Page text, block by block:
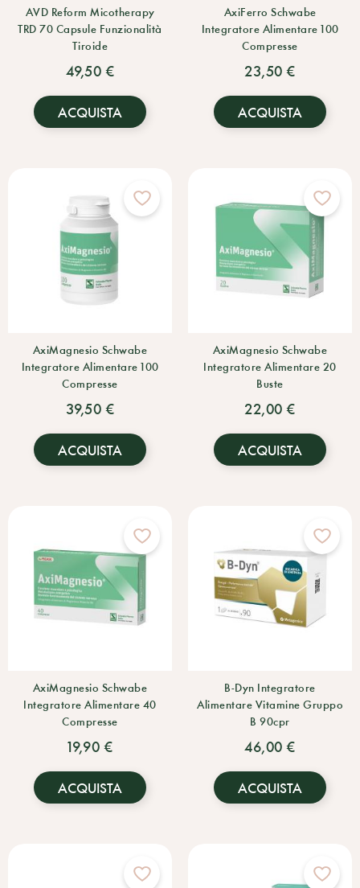
AVD Reform Micotherapy
TRD 70 Capsule Funzionalità
Tiroide
49,50 €
ACQUISTA
AxiFerro Schwabe
Integratore Alimentare 100
Compresse
23,50 €
ACQUISTA
AxiMagnesio Schwabe
Integratore Alimentare 100
Compresse
39,50 €
ACQUISTA
AxiMagnesio Schwabe
Integratore Alimentare 20
Buste
22,00 €
ACQUISTA
AxiMagnesio Schwabe
Integratore Alimentare 40
Compresse
19,90 €
ACQUISTA
B-Dyn Integratore
Alimentare Vitamine Gruppo
B 90cpr
46,00 €
ACQUISTA